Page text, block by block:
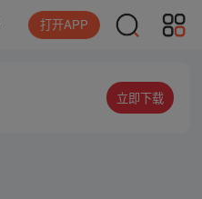
打开APP
立即下载